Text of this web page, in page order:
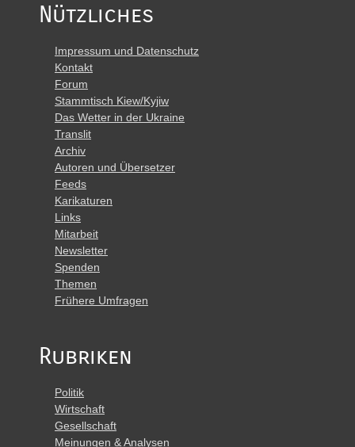
Nützliches
Impressum und Datenschutz
Kontakt
Forum
Stammtisch Kiew/Kyjiw
Das Wetter in der Ukraine
Translit
Archiv
Autoren und Übersetzer
Feeds
Karikaturen
Links
Mitarbeit
Newsletter
Spenden
Themen
Frühere Umfragen
Rubriken
Politik
Wirtschaft
Gesellschaft
Meinungen & Analysen